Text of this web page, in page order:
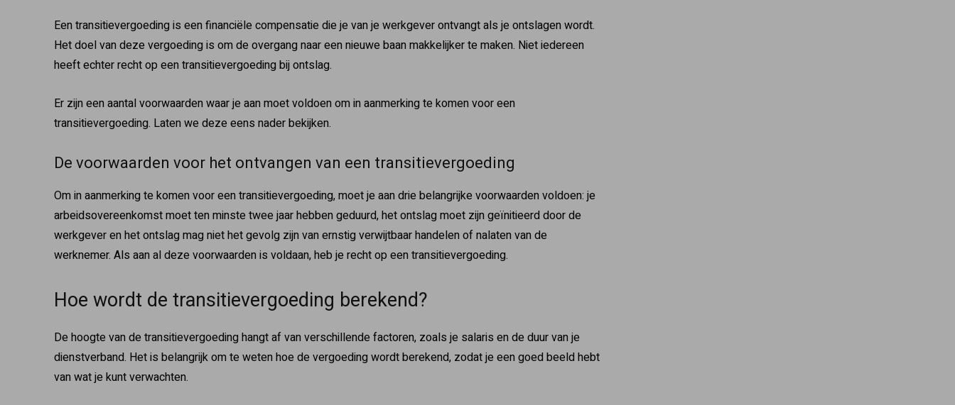
Een transitievergoeding is een financiële compensatie die je van je werkgever ontvangt als je ontslagen wordt.
Het doel van deze vergoeding is om de overgang naar een nieuwe baan makkelijker te maken. Niet iedereen
heeft echter recht op een transitievergoeding bij ontslag.
Er zijn een aantal voorwaarden waar je aan moet voldoen om in aanmerking te komen voor een
transitievergoeding. Laten we deze eens nader bekijken.
De voorwaarden voor het ontvangen van een transitievergoeding
Om in aanmerking te komen voor een transitievergoeding, moet je aan drie belangrijke voorwaarden voldoen: je
arbeidsovereenkomst moet ten minste twee jaar hebben geduurd, het ontslag moet zijn geïnitieerd door de
werkgever en het ontslag mag niet het gevolg zijn van ernstig verwijtbaar handelen of nalaten van de
werknemer. Als aan al deze voorwaarden is voldaan, heb je recht op een transitievergoeding.
Hoe wordt de transitievergoeding berekend?
De hoogte van de transitievergoeding hangt af van verschillende factoren, zoals je salaris en de duur van je
dienstverband. Het is belangrijk om te weten hoe de vergoeding wordt berekend, zodat je een goed beeld hebt
van wat je kunt verwachten.